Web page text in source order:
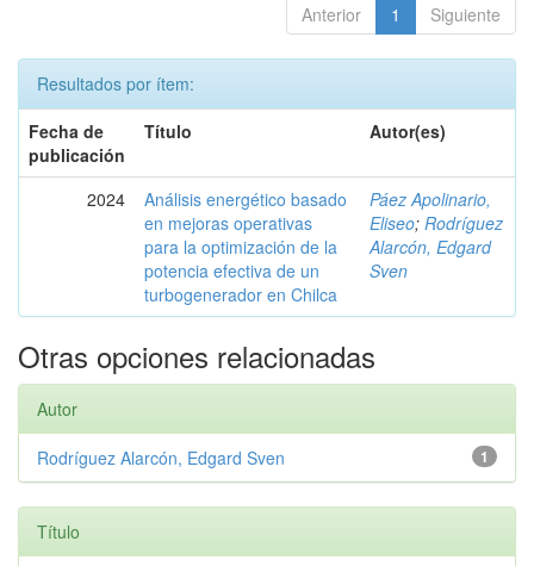
Anterior 1 Siguiente
Resultados por ítem:
Fecha de
publicación
Título Autor(es)
2024
Análisis energético basado
en mejoras operativas
para la optimización de la
potencia efectiva de un
turbogenerador en Chilca
Páez Apolinario,
Eliseo; Rodríguez
Alarcón, Edgard
Sven
Otras opciones relacionadas
Autor
1
Rodríguez Alarcón, Edgard Sven
Título